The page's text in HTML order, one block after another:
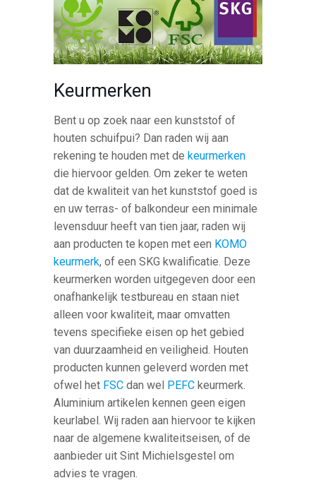
Keurmerken
Bent u op zoek naar een kunststof of
houten schuifpui? Dan raden wij aan
rekening te houden met dekeurmerken
die hiervoor gelden. Om zeker te weten
dat de kwaliteit van het kunststof goed is
en uw terras- of balkondeur een minimale
levensduur heeft van tien jaar, raden wij
aan producten te kopen met een KOMO
keurmerk, of een SKG kwalificatie. Deze
keurmerken worden uitgegeven door een
onafhankelijk testbureau en staan niet
alleen voor kwaliteit, maar omvatten
tevens specifieke eisen op het gebied
van duurzaamheid en veiligheid. Houten
producten kunnen geleverd worden met
ofwel het FSC dan wel PEFC keurmerk.
Aluminium artikelen kennen geen eigen
keurlabel. Wij raden aan hiervoor te kijken
naar de algemene kwaliteitseisen, of de
aanbieder uit Sint Michielsgestel om
advies te vragen.